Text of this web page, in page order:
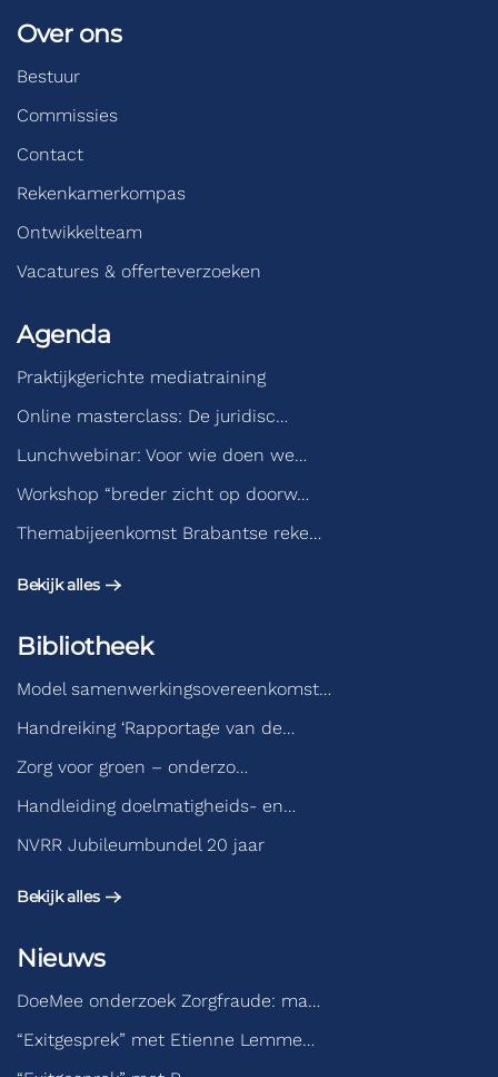
Over ons
Bestuur
Commissies
Contact
Rekenkamerkompas
Ontwikkelteam
Vacatures & offerteverzoeken
Agenda
Praktijkgerichte mediatraining
Online masterclass: De juridisc…
Lunchwebinar: Voor wie doen we…
Workshop “breder zicht op doorw…
Themabijeenkomst Brabantse reke…
Bekijk alles
Bibliotheek
Model samenwerkingsovereenkomst…
Handreiking ‘Rapportage van de…
Zorg voor groen – onderzo…
Handleiding doelmatigheids- en…
NVRR Jubileumbundel 20 jaar
Bekijk alles
Nieuws
DoeMee onderzoek Zorgfraude: ma…
“Exitgesprek” met Etienne Lemme…